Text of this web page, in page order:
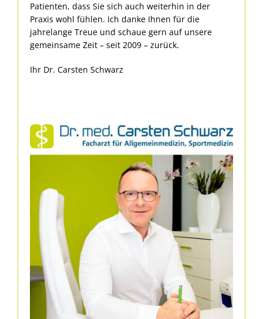
Patienten, dass Sie sich auch weiterhin in der
Praxis wohl fühlen. Ich danke Ihnen für die
jahrelange Treue und schaue gern auf unsere
gemeinsame Zeit – seit 2009 – zurück.
Ihr Dr. Carsten Schwarz